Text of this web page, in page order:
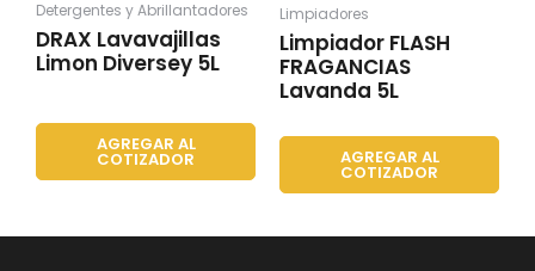
Detergentes y Abrillantadores
DRAX Lavavajillas
Limon Diversey 5L
AGREGAR AL
COTIZADOR
Limpiadores
Limpiador FLASH
FRAGANCIAS
Lavanda 5L
AGREGAR AL
COTIZADOR